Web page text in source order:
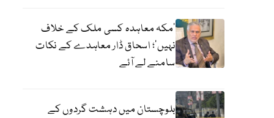
‘مکہ معاہدہ کسی ملک کے خلاف
نہیں’؛ اسحاق ڈار معاہدے کے نکات
سامنے لے آئے
بلوچستان میں دہشت گردوں کے